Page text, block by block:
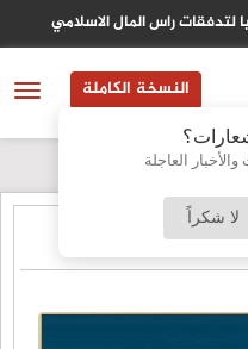
العاجلة
لا شكراً
لتدفقات راس المال الاسلامي
النسخة الكاملة